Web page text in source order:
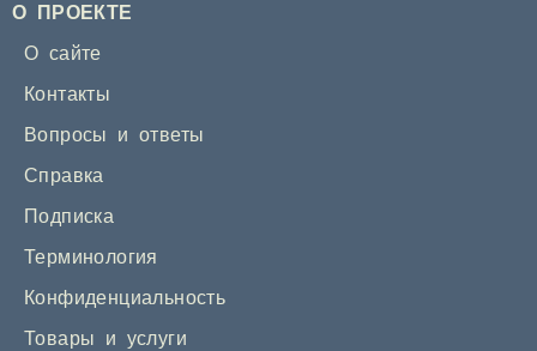
О ПРОЕКТЕ
О сайте
Контакты
Вопросы и ответы
Справка
Подписка
Терминология
Конфиденциальность
Товары и услуги